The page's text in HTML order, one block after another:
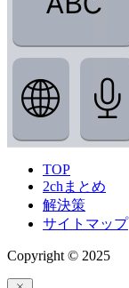
TOP
2chまとめ
解決策
サイトマップ
Copyright © 2025